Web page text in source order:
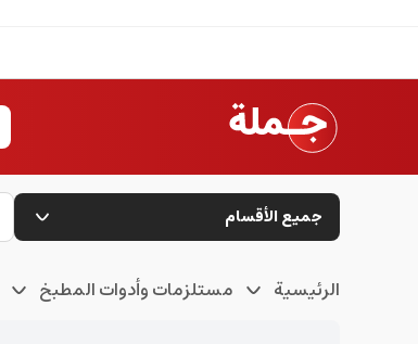
جميع الأقسام
الرئيسية مستلزمات وأدوات المطبخ